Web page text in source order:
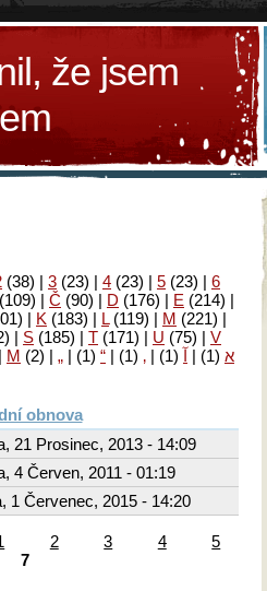
že jsem
(38) | 3 (23) | 4 (23) | 5 (23) | 6
(109) | Č (90) | D (176) | E (214) |
| K (183) | L(119) | M (221) |
| S (185) | T (171) | U (75) | V
| М (2) | א (1)
| آ (1)
|
‚
(1)
|
“
(1)
|
„
obnova
21 Prosinec, 2013 - 14:09
4 Červen, 2011 - 01:19
1 Červenec, 2015 - 14:20
2 3 4
5
7